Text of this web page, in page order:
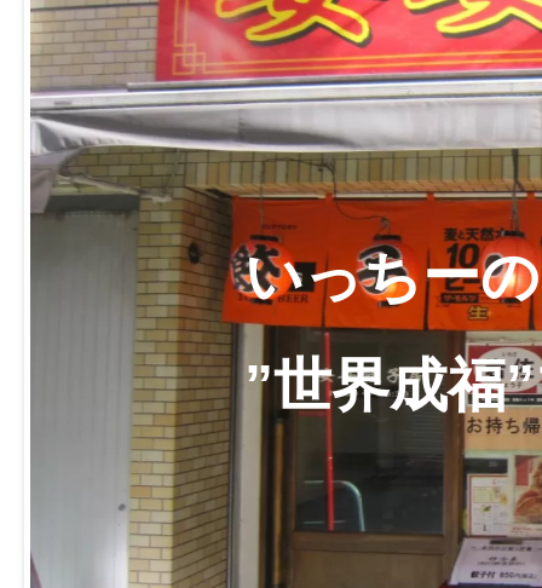
いっちーの
”世界成福